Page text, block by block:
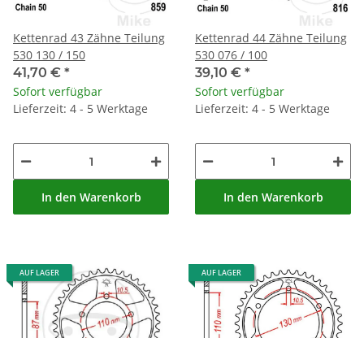
Kettenrad 43 Zähne Teilung
530 130 / 150
41,70 € *
Sofort verfügbar
Lieferzeit: 4 - 5 Werktage
In den Warenkorb
Kettenrad 44 Zähne Teilung
530 076 / 100
39,10 € *
Sofort verfügbar
Lieferzeit: 4 - 5 Werktage
In den Warenkorb
AUF LAGER AUF LAGER